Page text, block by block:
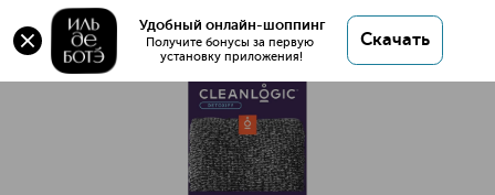
Удобный онлайн-шоппинг
Получите бонусы за первую
установку приложения!
Скачать
Растягивающаяся мочалка для тела с древесным
углем
Растягивающаяся мочалка для тела с древесным углем